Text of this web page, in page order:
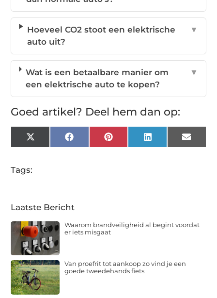
Hoeveel CO2 stoot een elektrische
auto uit?
▼
Wat is een betaalbare manier om
een elektrische auto te kopen?
▼
Goed artikel? Deel hem dan op:
X
(Twitter)
FacebookPinterestLinkedInEmail
Tags:
Laatste Bericht
Waarom brandveiligheid al begint voordat
er iets misgaat
Van proefrit tot aankoop zo vind je een
goede tweedehands fiets